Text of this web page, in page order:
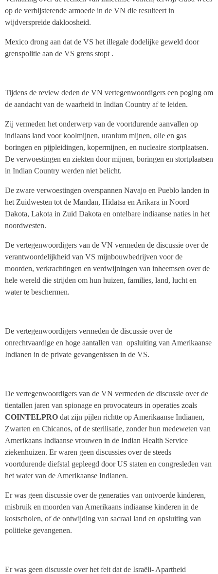
op de verbijsterende armoede in de VN die resulteert in
wijdverspreide dakloosheid.
Mexico drong aan dat de VS het illegale dodelijke geweld door
grenspolitie aan de VS grens stopt .
Tijdens de review deden de VN vertegenwoordigers een poging om
de aandacht van de waarheid in Indian Country af te leiden.
Zij vermeden het onderwerp van de voortdurende aanvallen op
indiaans land voor koolmijnen, uranium mijnen, olie en gas
boringen en pijpleidingen, kopermijnen, en nucleaire stortplaatsen.
De verwoestingen en ziekten door mijnen, boringen en stortplaatsen
in Indian Country werden niet belicht.
De zware verwoestingen overspannen Navajo en Pueblo landen in
het Zuidwesten tot de Mandan, Hidatsa en Arikara in Noord
Dakota, Lakota in Zuid Dakota en ontelbare indiaanse naties in het
noordwesten.
De vertegenwoordigers van de VN vermeden de discussie over de
verantwoordelijkheid van VS mijnbouwbedrijven voor de
moorden, verkrachtingen en verdwijningen van inheemsen over de
hele wereld die strijden om hun huizen, families, land, lucht en
water te beschermen.
De vertegenwoordigers vermeden de discussie over de
onrechtvaardige en hoge aantallen van opsluiting van Amerikaanse
Indianen in de private gevangenissen in de VS.
De vertegenwoordigers van de VN vermeden de discussie over de
tientallen jaren van spionage en provocateurs in operaties zoals
COINTELPRO dat zijn pijlen richtte op Amerikaanse Indianen,
Zwarten en Chicanos, of de sterilisatie, zonder hun medeweten van
Amerikaans Indiaanse vrouwen in de Indian Health Service
ziekenhuizen. Er waren geen discussies over de steeds
voortdurende diefstal gepleegd door US staten en congresleden van
het water van de Amerikaanse Indianen.
Er was geen discussie over de generaties van ontvoerde kinderen,
misbruik en moorden van Amerikaans indiaanse kinderen in de
kostscholen, of de ontwijding van sacraal land en opsluiting van
politieke gevangenen.
Er was geen discussie over het feit dat de Israëli- Apartheid